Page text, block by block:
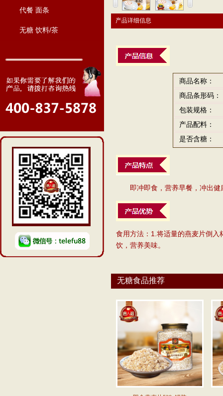
代餐 面条
无糖 饮料/茶
产品详细信息
商品名称：
商品条形码：
包装规格：
产品配料：
是否含糖：
即冲即食，营养早餐，冲出健
食用方法：1.将适量的燕麦片倒
饮，营养美味。
无糖食品推荐